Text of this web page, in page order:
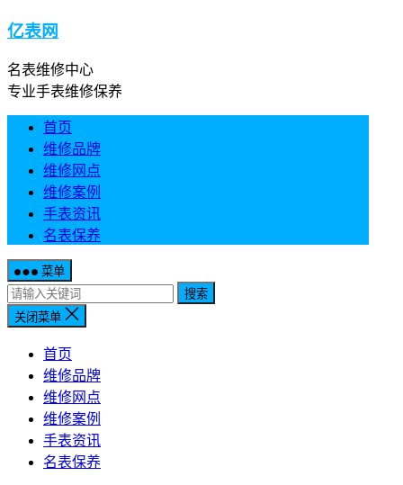
亿表网
名表维修中心
专业手表维修保养
首页
维修品牌
维修网点
维修案例
手表资讯
名表保养
菜单
搜索
关闭菜单
首页
维修品牌
维修网点
维修案例
手表资讯
名表保养